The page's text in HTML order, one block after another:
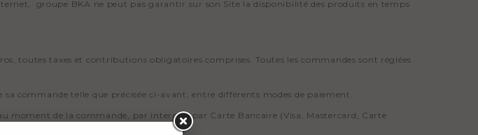
groupe BKA ne peut pas garantir sur son Site la disponibilité des produits en temps
toutes taxes et contributions obligatoires comprises. Toutes les commandes sont réglées
commande telle que précisée ci-avant, entre différents modes de paiement.
moment de la commande, par internet, par Carte Bancaire (Visa, Mastercard, Carte